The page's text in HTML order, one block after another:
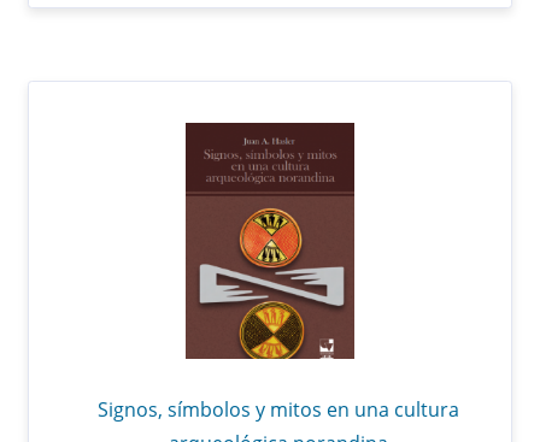
Signos, símbolos y mitos en una cultura